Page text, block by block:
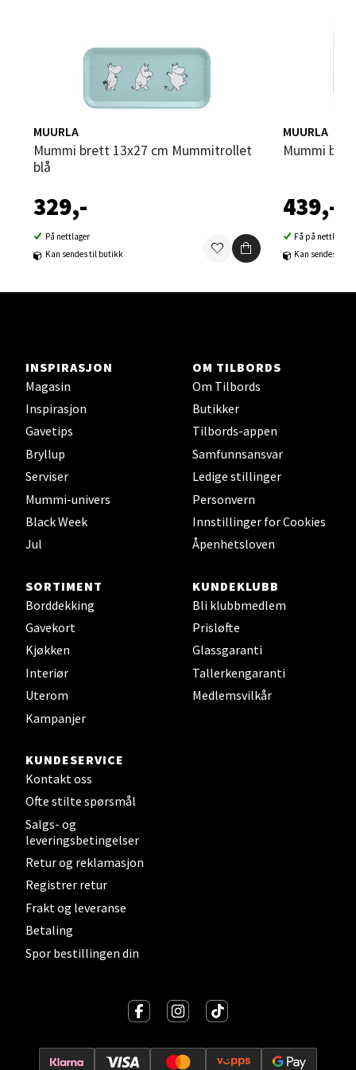
MUURLA
Mummi brett 13x27 cm Mummitrollet
blå
329,-
På nettlager
Kan sendes til butikk
MUURLA
Mummi
439,-
Få på nettlager
Kan sendes til
INSPIRASJON
Magasin
Inspirasjon
Gavetips
Bryllup
Serviser
Mummi-univers
Black Week
Jul
OM TILBORDS
Om Tilbords
Butikker
Tilbords-appen
Samfunnsansvar
Ledige stillinger
Personvern
Innstillinger for Cookies
Åpenhetsloven
SORTIMENT
Borddekking
Gavekort
Kjøkken
Interiør
Uterom
Kampanjer
KUNDEKLUBB
Bli klubbmedlem
Prisløfte
Glassgaranti
Tallerkengaranti
Medlemsvilkår
KUNDESERVICE
Kontakt oss
Ofte stilte spørsmål
Salgs- og
leveringsbetingelser
Retur og reklamasjon
Registrer retur
Frakt og leveranse
Betaling
Spor bestillingen din
Bergen - Oasen Senter
Folke Bernadottes vei 52, 5147 Fyllingsdalen
Åpent i dag 10-21
0 i butikk
Velg
Oppdal - Aunasenteret
Aunasenteret, Sunndalsvegen 3, 7340 Oppdal
0 i butikk
Thon Senter Orkanger, Orkdalsveien 113, 7300
Orkanger
Åpent i dag 09-20
0 i butikk
Sandvika - Thon Senter Sandvika
Brodtkorbsgate 7, 1338 Sandvika
Åpent i dag 10-21
0 i butikk
Bergen - Thon Senter Sartor
Åpent i dag 10-21